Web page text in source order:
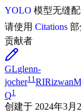
YOLO 模型无缝
请使用 Citations 部
贡献者
GLglenn-
jocher11RI
Q1
创建于 2024年3月